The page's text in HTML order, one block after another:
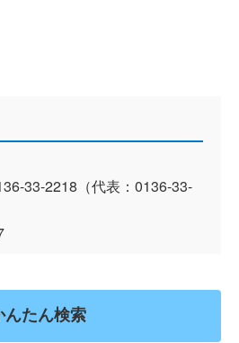
33-2218（代表：0136-33-
んたん検索